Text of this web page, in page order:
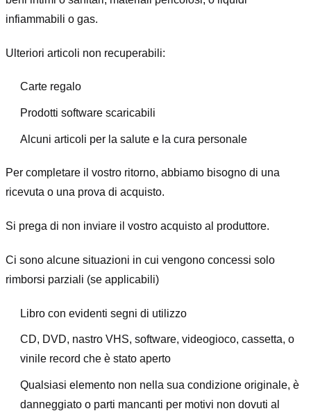
infiammabili o gas.
Ulteriori articoli non recuperabili:
Carte regalo
Prodotti software scaricabili
Alcuni articoli per la salute e la cura personale
Per completare il vostro ritorno, abbiamo bisogno di una
ricevuta o una prova di acquisto.
Si prega di non inviare il vostro acquisto al produttore.
Ci sono alcune situazioni in cui vengono concessi solo
rimborsi parziali (se applicabili)
Libro con evidenti segni di utilizzo
CD, DVD, nastro VHS, software, videogioco, cassetta, o
vinile record che è stato aperto
Qualsiasi elemento non nella sua condizione originale, è
danneggiato o parti mancanti per motivi non dovuti al